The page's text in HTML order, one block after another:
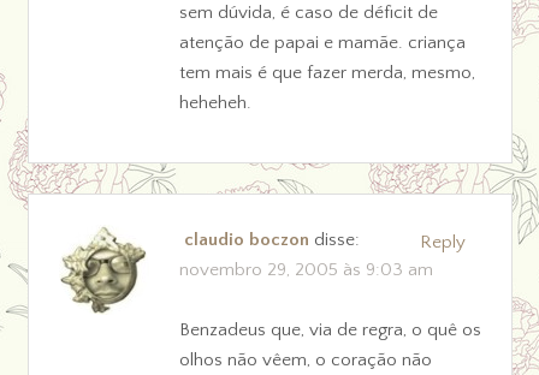
sem dúvida, é caso de déficit de
atenção de papai e mamãe. criança
tem mais é que fazer merda, mesmo,
heheheh.
claudio boczon disse:
novembro 29, 2005 às 9:03 am
Benzadeus que, via de regra, o quê os
olhos não vêem, o coração não
Reply